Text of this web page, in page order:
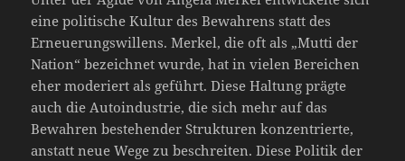
eine politische Kultur des Bewahrens statt des
Erneuerungswillens. Merkel, die oft als „Mutti der
Nation“ bezeichnet wurde, hat in vielen Bereichen
eher moderiert als geführt. Diese Haltung prägte
auch die Autoindustrie, die sich mehr auf das
Bewahren bestehender Strukturen konzentrierte,
anstatt neue Wege zu beschreiten. Diese Politik der